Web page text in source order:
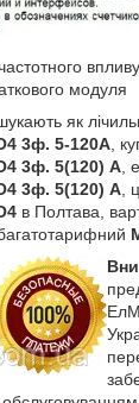
модуля
як
3ф. 5-120А ,
3ф. 5(120) А ,
3ф. 5(120) А ,
в Полтава,